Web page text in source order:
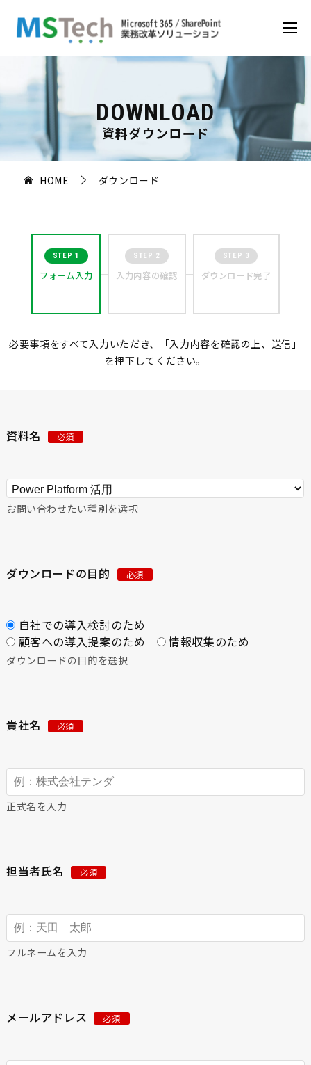
DOWNLOAD
資料ダウンロード
HOME ダウンロード
STEP 1
フォーム入力
STEP 2
入力内容の確認
STEP 3
ダウンロード完了
必要事項をすべて入力いただき、「入力内容を確認の上、送信」
を押下してください。
資料名 必須
お問い合わせたい種別を選択
ダウンロードの目的 必須
自社での導入検討のため
顧客への導入提案のため
情報収集のため
ダウンロードの目的を選択
貴社名 必須
正式名を入力
担当者氏名 必須
フルネームを入力
メールアドレス 必須